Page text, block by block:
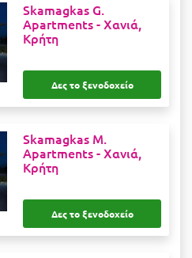
Skamagkas G.
Apartments -Χανιά,
Κρήτη
Δες το ξενοδοχείο
Skamagkas M.
Apartments -Χανιά,
Κρήτη
Δες το ξενοδοχείο